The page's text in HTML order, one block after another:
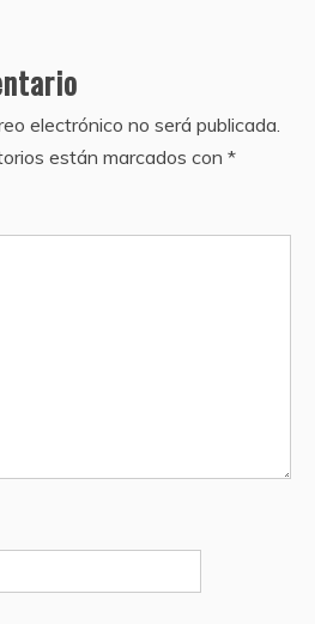
electrónico no será publicada.
están marcados con *